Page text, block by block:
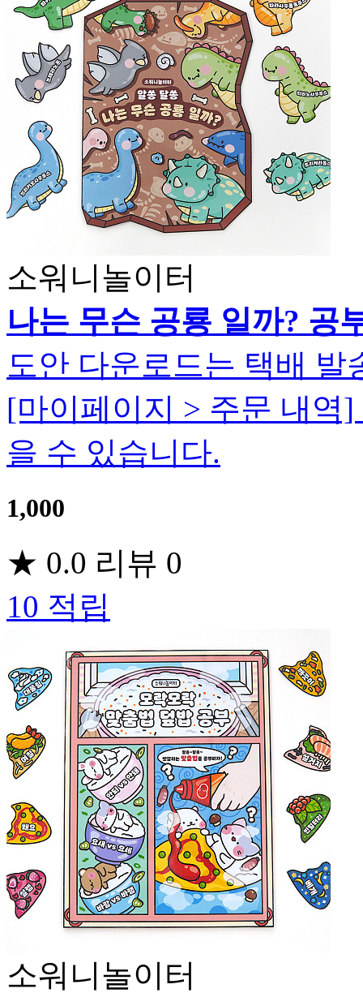
소워니놀이터
나는 무슨 공룡 일까? 공
도안 다운로드는 택배 발
[마이페이지 > 주문 내역
을 수 있습니다.
1,000
★ 0.0 리뷰 0
10 적립
소워니놀이터